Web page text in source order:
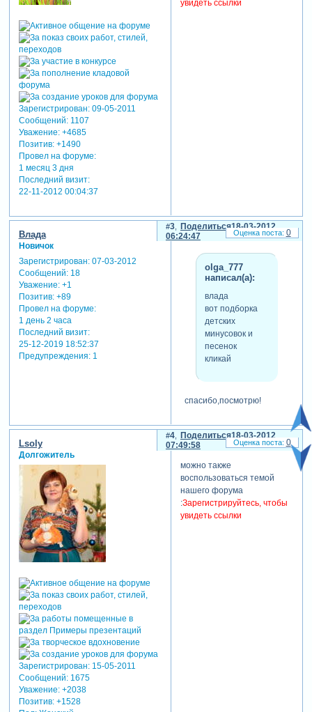
Зарегистрирован: 09-05-2011
Сообщений:1107
Уважение: +4685
Позитив: +1490
Провел на форуме:
1 месяц 3 дня
Последний визит:
22-11-2012 00:04:37
увидеть ссылки
Поделиться
3
18-03-2012
06:24:47
Влада
Новичок
Зарегистрирован: 07-03-2012
Сообщений:18
Уважение: +1
Позитив: +89
Провел на форуме:
1 день 2 часа
Последний визит:
25-12-2019 18:52:37
Предупреждения:1
olga_777
написал(а):
влада
вот подборка
детских
минусовок и
песенок
кликай
спасибо,посмотрю!
0
Поделиться
4
18-03-2012
07:49:58
Lsoly
Долгожитель
Зарегистрирован: 15-05-2011
Сообщений:1675
Уважение: +2038
Позитив: +1528
можно также
воспользоваться темой
нашего форума
:Зарегистрируйтесь, чтобы
увидеть ссылки
0